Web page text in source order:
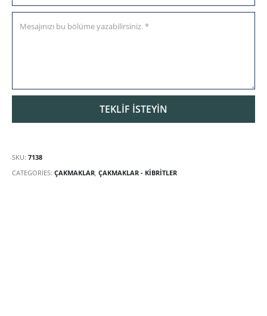
SKU: 7138
CATEGORIES: ÇAKMAKLAR ÇAKMAKLAR - KIBRITLER